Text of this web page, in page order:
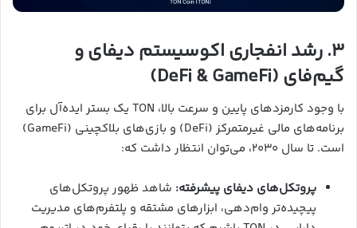
۳. رشد انفجاری اکوسیستم دیفای و
گیم‌فای (DeFi & GameFi)
با وجود کارمزدهای پایین و سرعت بالا، TON یک بستر ایده‌آل برای
برنامه‌های مالی غیرمتمرکز (DeFi) و بازی‌های بلاکچینی (GameFi)
است. تا سال ۲۰۳۰، می‌توان انتظار داشت که:
پروتکل‌های دیفای پیشرفته: شاهد ظهور پروتکل‌های
پیچیده‌تر وام‌دهی، ابزارهای مشتقه و پلتفرم‌های مدیریت